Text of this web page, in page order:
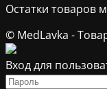
Остатки товаров
© MedLavka -
Вход для